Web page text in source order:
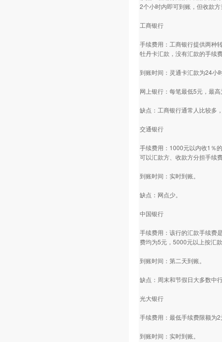
2个小时内即可到账，但收款
工商银行
手续费用：工商银行提供两种
牡丹卡汇款，没有汇款的手续
到账时间：灵通卡汇款为24小
网上银行：每笔最低5元，最
缺点：工商银行通常人比较多
交通银行
手续费用：1000元以内收1％
可以汇款方、收款方分担手续
到账时间：实时到账。
缺点：网点少。
中国银行
手续费用：该行的汇款手续费
费均为5元，5000元以上按汇
到账时间：第二天到账。
缺点：周末和节假日大多数中
光大银行
手续费用：最低手续费限额为
到账时间：实时到账。